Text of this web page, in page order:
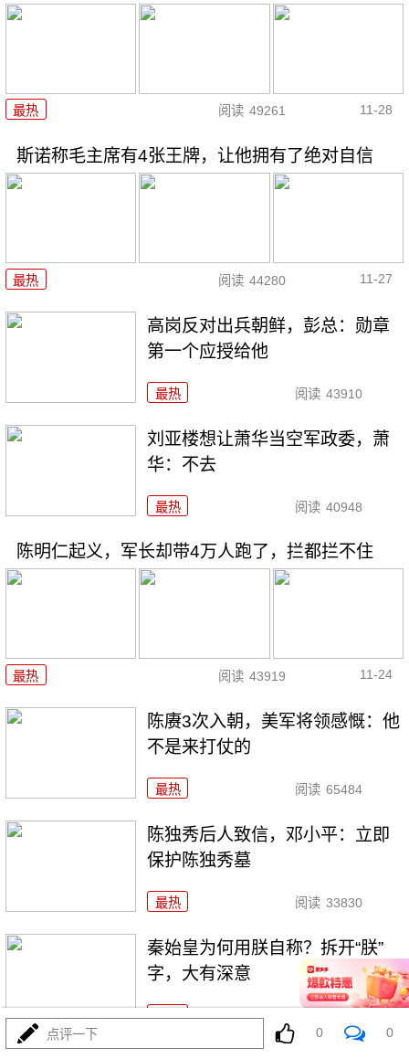
最热 阅读 49261 11-28
斯诺称毛主席有4张王牌，让他拥有了绝对自信
最热 阅读 44280 11-27
高岗反对出兵朝鲜，彭总：勋章
第一个应授给他
最热 阅读 43910
刘亚楼想让萧华当空军政委，萧
华：不去
最热 阅读 40948
陈明仁起义，军长却带4万人跑了，拦都拦不住
最热 阅读 43919 11-24
陈赓3次入朝，美军将领感慨：他
不是来打仗的
最热 阅读 65484
陈独秀后人致信，邓小平：立即
保护陈独秀墓
最热 阅读 33830
秦始皇为何用朕自称？拆开“朕”
字，大有深意
最热
点评一下 0 0